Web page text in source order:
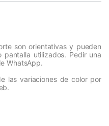
son orientativas y pueden
utilizados. Pedir una
WhatsApp.
las variaciones de color por